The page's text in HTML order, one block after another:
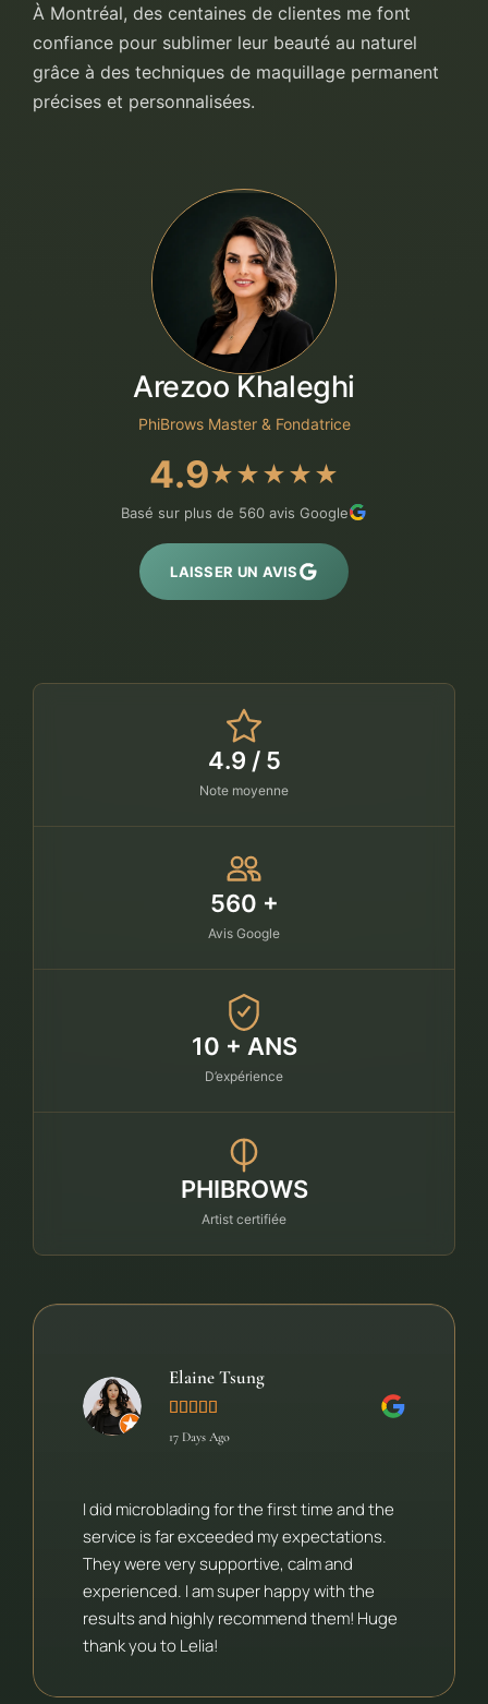
À Montréal, des centaines de clientes me font
confiance pour sublimer leur beauté au naturel
grâce à des techniques de maquillage permanent
précises et personnalisées.
Arezoo Khaleghi
PhiBrows Master & Fondatrice
4.9★★★★★
Basé sur plus de 560 avis Google
LAISSER UN AVIS
4.9 / 5
Note moyenne
560 +
Avis Google
10 + ANS
D’expérience
PHIBROWS
Artist certifiée
Elaine Tsung
    
17 Days Ago
I did microblading for the first time and the
service is far exceeded my expectations.
They were very supportive, calm and
experienced. I am super happy with the
results and highly recommend them! Huge
thank you to Lelia!